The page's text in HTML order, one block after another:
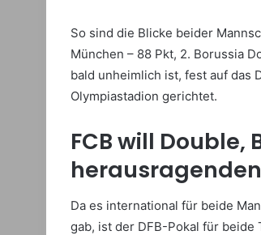
So sind die Blicke beider
München – 88 Pkt, 2. Borussia
bald unheimlich ist, fest auf das
Olympiastadion gerichtet.
FCB will Double,
Da es international für beide
gab, ist der DFB-Pokal für